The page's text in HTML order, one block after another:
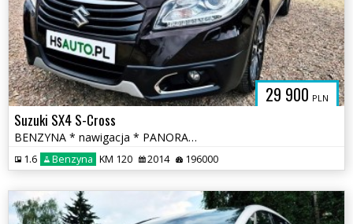
29 900 PLN
Suzuki SX4 S-Cross
BENZYNA * nawigacja * PANORAMA * SKÓRA * grzane fotele * OKAZJA
1.6 Benzyna KM 120 2014 196000